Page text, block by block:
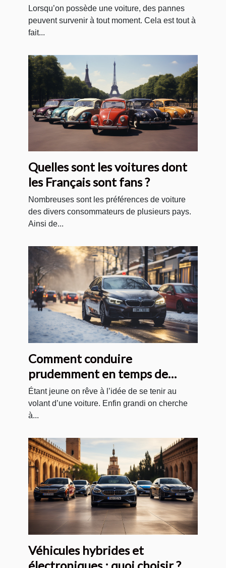
Lorsqu’on possède une voiture, des pannes
peuvent survenir à tout moment. Cela est tout à
fait...
Quelles sont les voitures dont
les Français sont fans ?
Nombreuses sont les préférences de voiture
des divers consommateurs de plusieurs pays.
Ainsi de...
Comment conduire
prudemment en temps de
neige ?
Étant jeune on rêve à l’idée de se tenir au
volant d’une voiture. Enfin grandi on cherche
à...
Véhicules hybrides et